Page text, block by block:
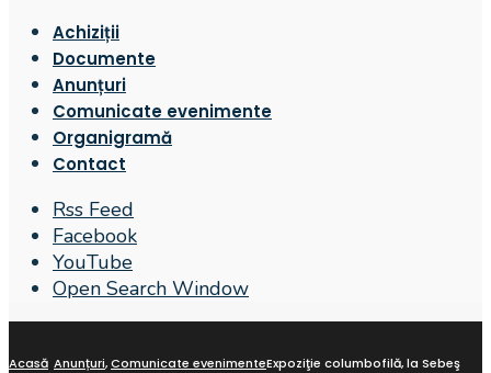
Achiziții
Documente
Anunțuri
Comunicate evenimente
Organigramă
Contact
Rss Feed
Facebook
YouTube
Open Search Window
Acasă Anunțuri,Comunicate evenimenteExpoziţie columbofilă, la Sebeş